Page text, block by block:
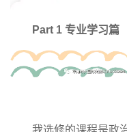
Part 1 专业学习篇
我选修的课程是政